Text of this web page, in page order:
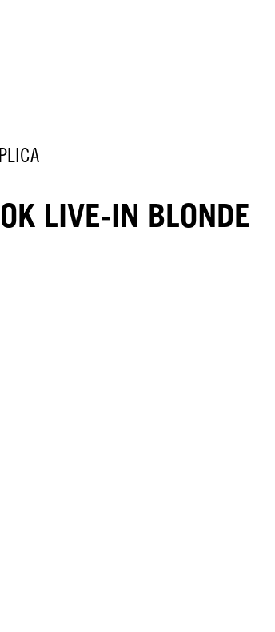
LIVE-IN BLONDE